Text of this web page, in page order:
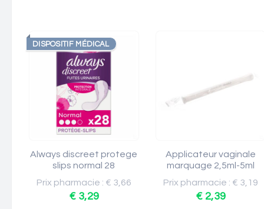
DISPOSITIF MÉDICAL
Always discreet protege
slips normal 28
Prix pharmacie : € 3,66
€ 3,29
Applicateur vaginale
marquage 2,5ml-5ml
Prix pharmacie : € 3,19
€ 2,39